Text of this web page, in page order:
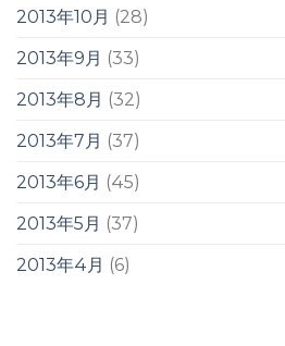
2013年10月 (28)
2013年9月 (33)
2013年8月 (32)
2013年7月 (37)
2013年6月 (45)
2013年5月 (37)
2013年4月 (6)